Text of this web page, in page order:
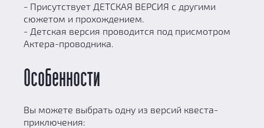
- Присутствует ДЕТСКАЯ ВЕРСИЯ с другими
сюжетом и прохождением.
- Детская версия проводится под присмотром
Актера-проводника.
Особенности
Вы можете выбрать одну из версий квеста-
приключения: